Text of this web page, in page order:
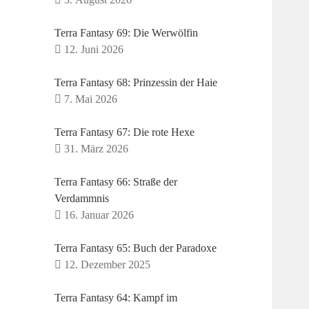
Terra Fantasy 69: Die Werwölfin
12. Juni 2026
Terra Fantasy 68: Prinzessin der Haie
7. Mai 2026
Terra Fantasy 67: Die rote Hexe
31. März 2026
Terra Fantasy 66: Straße der
Verdammnis
16. Januar 2026
Terra Fantasy 65: Buch der Paradoxe
12. Dezember 2025
Terra Fantasy 64: Kampf im